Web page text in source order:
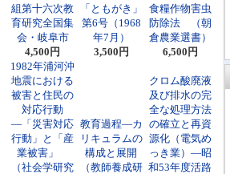
組第十六次教
育研究全国集
会・岐阜市
4,500円
「ともがき」
第6号（1968
年7月）
3,500円
食糧作物害虫
防除法 （朝
倉農業選書）
6,500円
1982年浦河沖
地震における
被害と住民の
対応行動
―「災害対応
行動」と「産
業被害」
（社会学研究
教育過程―カ
リキュラムの
構成と展開
（教師養成研
クロム酸廃液
及び排水の完
全な処理方法
の確立と再資
源化（電気め
っき業）―昭
和53年度活路